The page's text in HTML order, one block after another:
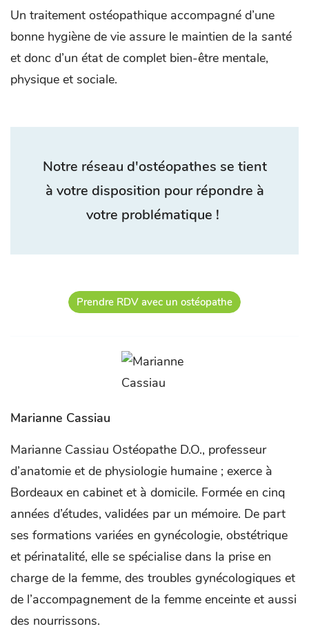
Un traitement ostéopathique accompagné d’une
bonne hygiène de vie assure le maintien de la santé
et donc d’un état de complet bien-être mentale,
physique et sociale.
Notre réseau d'ostéopathes se tient
à votre disposition pour répondre à
votre problématique !
Prendre RDV avec un ostéopathe
Marianne Cassiau
Marianne Cassiau Ostéopathe D.O., professeur
d’anatomie et de physiologie humaine ; exerce à
Bordeaux en cabinet et à domicile. Formée en cinq
années d’études, validées par un mémoire. De part
ses formations variées en gynécologie, obstétrique
et périnatalité, elle se spécialise dans la prise en
charge de la femme, des troubles gynécologiques et
de l’accompagnement de la femme enceinte et aussi
des nourrissons.